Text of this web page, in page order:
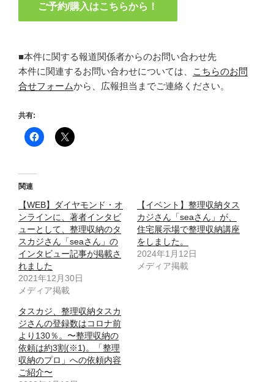
ご予約/購入はこちらから！
■本件に関する報道関係者からのお問い合わせ先
本件に関連するお問い合わせについては、
こちらのお問
合せフォームから、広報担当までご連絡ください。
共有:
関連
【WEB】ダイヤモンド・オ
ンラインに、著者インタビ
ューとして、整理収納のタ
スカジさん「seaさん」の
インタビュー記事が掲載さ
れました
2021年12月30日
メディア掲載
【イベント】整理収納タス
カジさん「seaさん」が、
住宅展示場で整理収納講座
をしました。
2024年1月12日
メディア掲載
タスカジ、整理収納タスカ
ジさんの登録数はコロナ前
より130％。〜整理収納の
依頼は約3割(※1)。「整理
収納のプロ」への依頼内容
ご紹介〜